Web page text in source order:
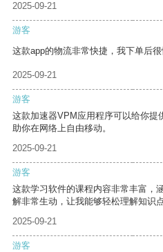
2025-09-21
游客
这款app的物流非常快捷，我下单后很
2025-09-21
游客
这款加速器VPM应用程序可以给你提
助你在网络上自由移动。
2025-09-21
游客
这款学习软件的课程内容非常丰富，
解非常生动，让我能够轻松理解知识点
2025-09-21
游客